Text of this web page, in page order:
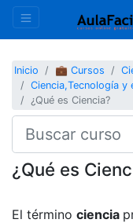
Inicio 💼 Cursos
Ciencia,Tecnología
¿Qué es Ciencia?
¿Qué es
El término ciencia